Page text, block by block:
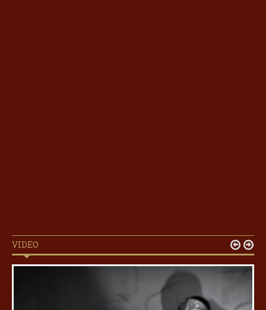
VIDEO  